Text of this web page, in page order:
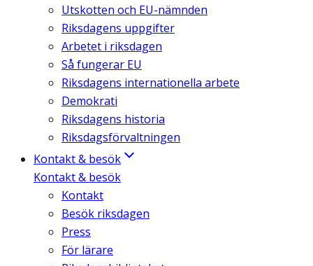
Utskotten och EU-nämnden
Riksdagens uppgifter
Arbetet i riksdagen
Så fungerar EU
Riksdagens internationella arbete
Demokrati
Riksdagens historia
Riksdagsförvaltningen
Kontakt & besök
Kontakt & besök
Kontakt
Besök riksdagen
Press
För lärare